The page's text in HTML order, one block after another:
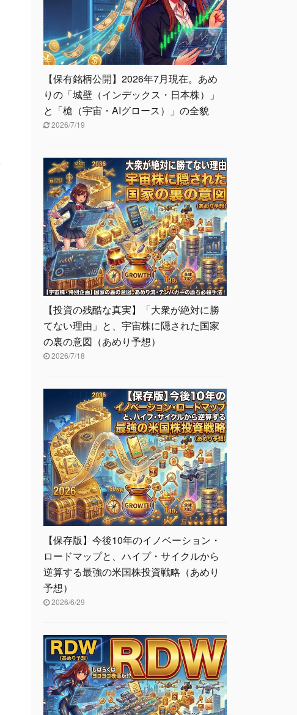
【保有銘柄公開】2026年7月現在。あめ
りの「城壁（インデックス・日本株）」
と「槍（宇宙・AIグロース）」の全貌
2026/7/19
【投資の残酷な真実】「大衆が絶対に勝
てない理由」と、宇宙株に隠された国家
の裏の意図（あめり予想）
2026/7/18
【保存版】今後10年のイノベーション・
ロードマップと、ハイプ・サイクルから
逆算する最強の米国株投資戦略（あめり
予想）
2026/6/29